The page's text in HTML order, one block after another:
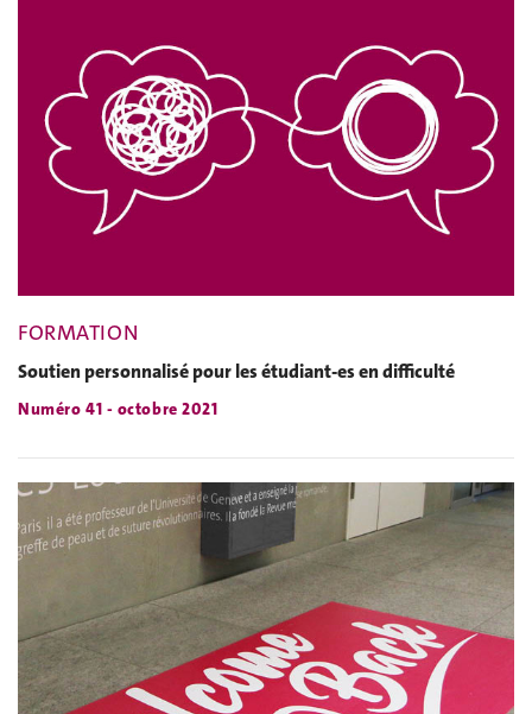
FORMATION
Soutien personnalisé pour les étudiant-es en difficulté
Numéro 41 - octobre 2021